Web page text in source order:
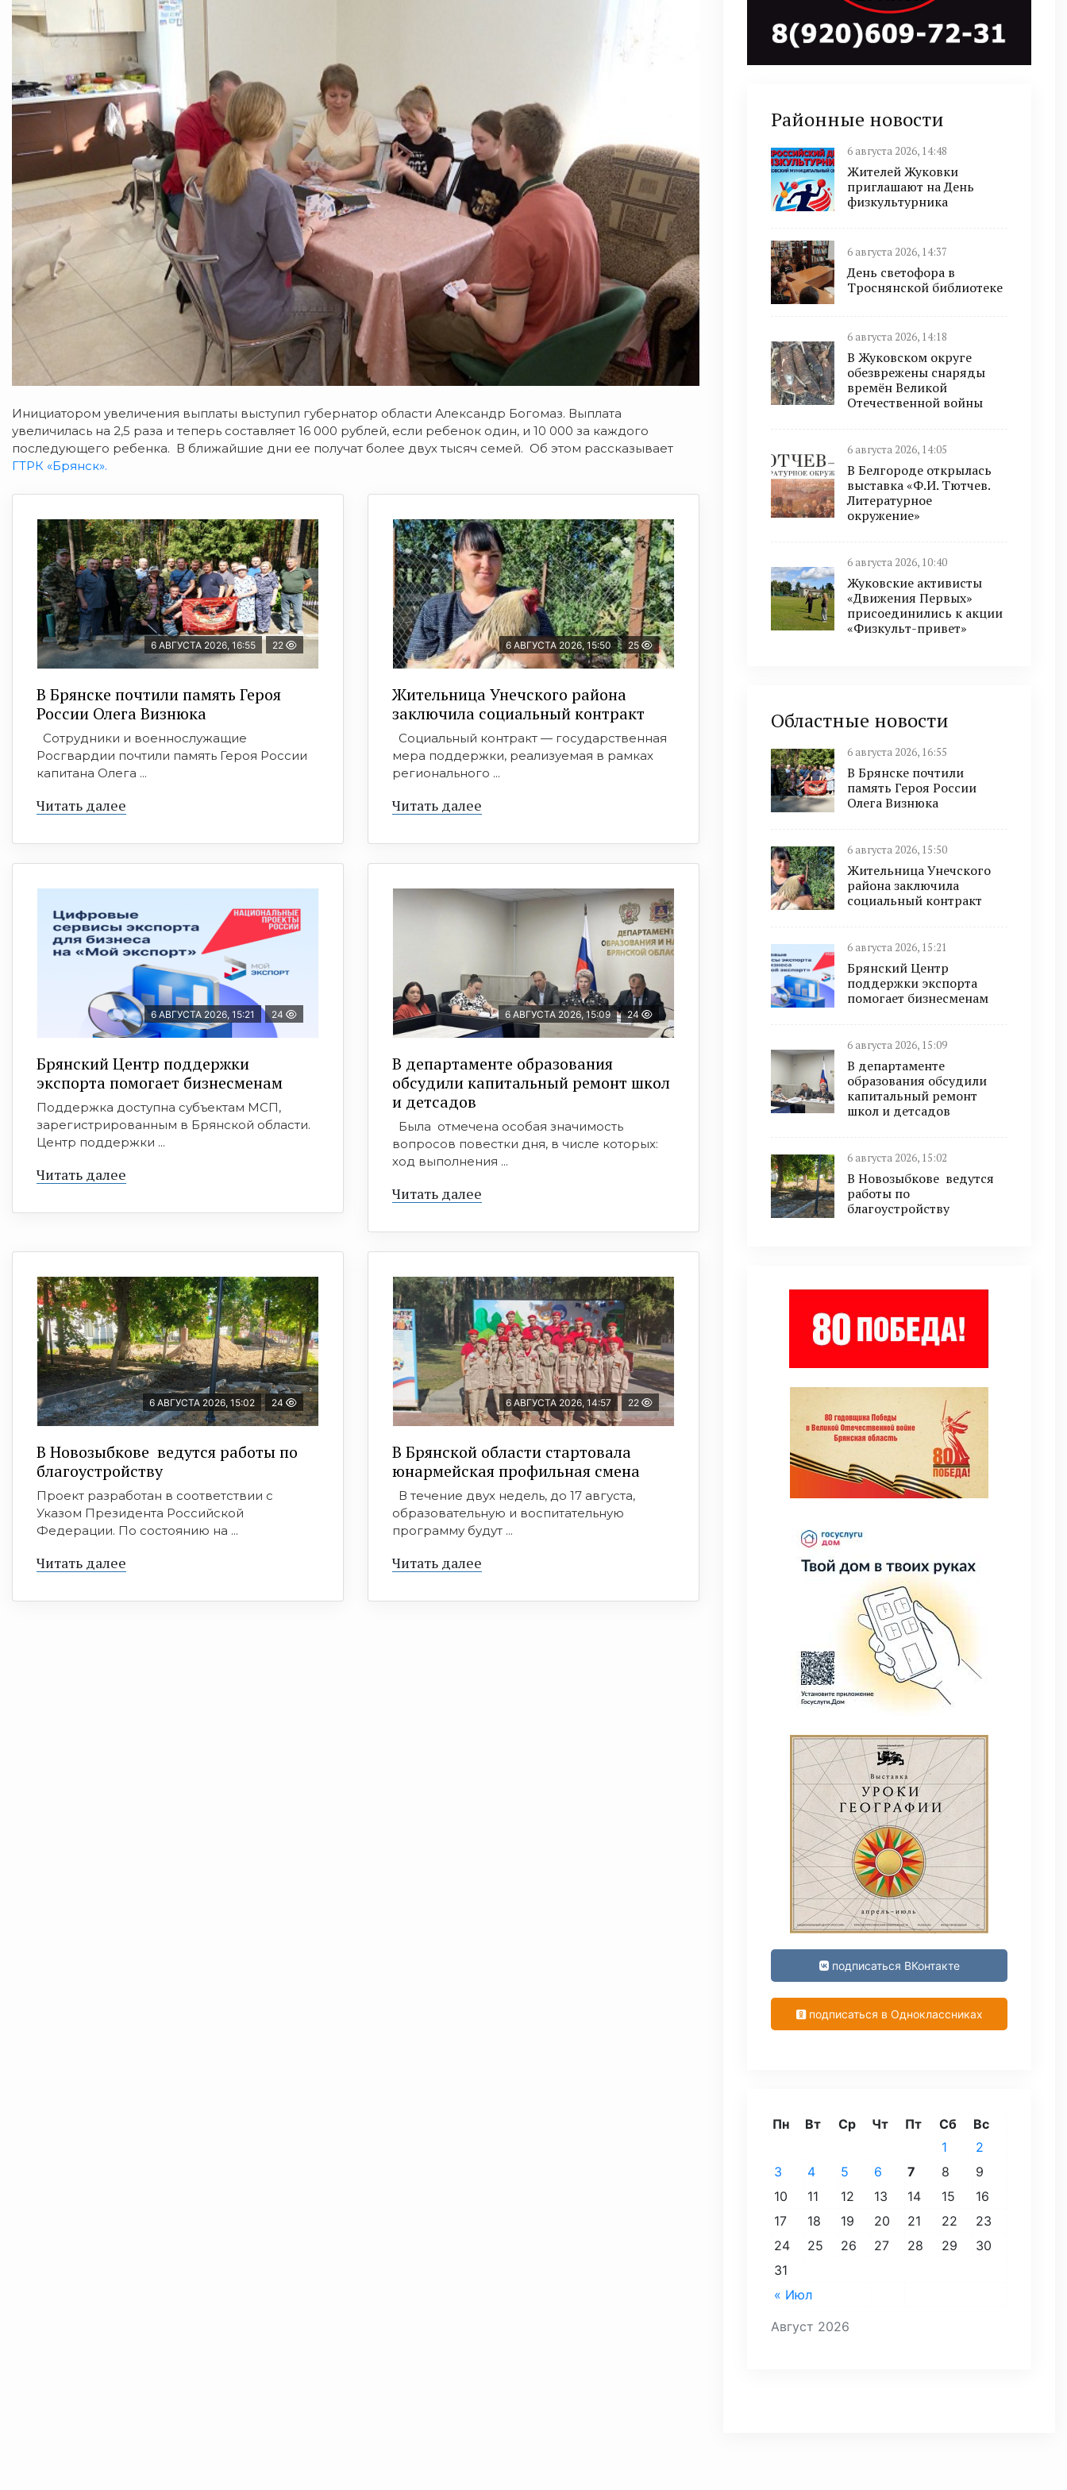
Инициатором увеличения выплаты выступил губернатор области Александр Богомаз. Выплата
увеличилась на 2,5 раза и теперь составляет 16 000 рублей, если ребенок один, и 10 000 за каждого
последующего ребенка. В ближайшие дни ее получат более двух тысяч семей. Об этом рассказывает
ГТРК «Брянск».
6 АВГУСТА 2026, 16:55 22
В Брянске почтили память Героя
России Олега Визнюка
Сотрудники и военнослужащие
Росгвардии почтили память Героя России
капитана Олега ...
Читать далее
6 АВГУСТА 2026, 15:50 25
Жительница Унечского района
заключила социальный контракт
Социальный контракт — государственная
мера поддержки, реализуемая в рамках
регионального ...
Читать далее
6 АВГУСТА 2026, 15:21 24
Брянский Центр поддержки
экспорта помогает бизнесменам
Поддержка доступна субъектам МСП,
зарегистрированным в Брянской области.
Центр поддержки ...
Читать далее
6 АВГУСТА 2026, 15:09 24
В департаменте образования
обсудили капитальный ремонт школ
и детсадов
Была отмечена особая значимость
вопросов повестки дня, в числе которых:
ход выполнения ...
Читать далее
6 АВГУСТА 2026, 15:02 24
В Новозыбкове ведутся работы по
благоустройству
Проект разработан в соответствии с
Указом Президента Российской
Федерации. По состоянию на ...
Читать далее
6 АВГУСТА 2026, 14:57 22
В Брянской области стартовала
юнармейская профильная смена
В течение двух недель, до 17 августа,
образовательную и воспитательную
программу будут ...
Читать далее
Районные новости
6 августа 2026, 14:48
Жителей Жуковки
приглашают на День
физкультурника
6 августа 2026, 14:37
День светофора в
Троснянской библиотеке
6 августа 2026, 14:18
В Жуковском округе
обезврежены снаряды
времён Великой
Отечественной войны
6 августа 2026, 14:05
В Белгороде открылась
выставка «Ф.И. Тютчев.
Литературное
окружение»
6 августа 2026, 10:40
Жуковские активисты
«Движения Первых»
присоединились к акции
«Физкульт-привет»
Областные новости
6 августа 2026, 16:55
В Брянске почтили
память Героя России
Олега Визнюка
6 августа 2026, 15:50
Жительница Унечского
района заключила
социальный контракт
6 августа 2026, 15:21
Брянский Центр
поддержки экспорта
помогает бизнесменам
6 августа 2026, 15:09
В департаменте
образования обсудили
капитальный ремонт
школ и детсадов
6 августа 2026, 15:02
В Новозыбкове ведутся
работы по
благоустройству
подписаться ВКонтакте
подписаться в Одноклассниках
Август 2026
Пн Вт Ср Чт Пт Сб Вс
« Июл
1
2
3
4 5 6 7 8
9
10
11 12 13 14 15
16
17
18 19 20 21 22
23
24
25 26 27 28 29
30
31